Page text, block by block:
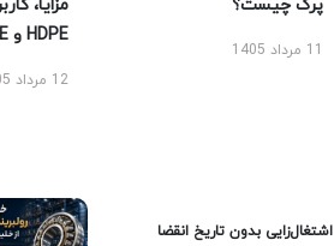
پرک چیست؟
11 مرداد 1405
مزایا،
HDPE و LLDPE
12 مرداد 1405
اشتغال‌زایی بدون تاریخ انقضا